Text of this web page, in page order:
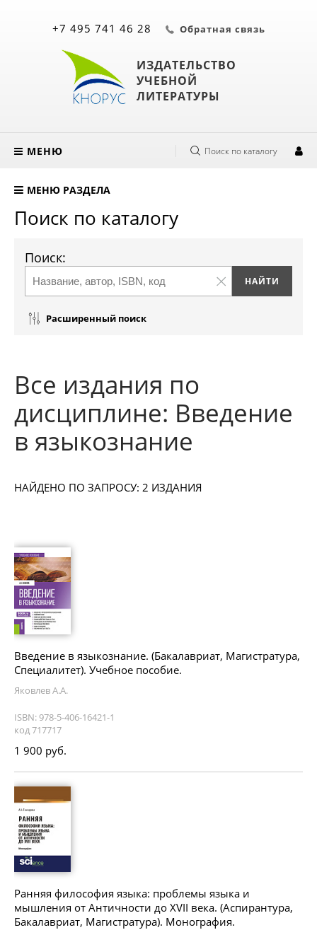
ИЗДАТЕЛЬСТВО
УЧЕБНОЙ
ЛИТЕРАТУРЫ
+7 495 741 46 28 Обратная связь
МЕНЮ Поиск по каталогу
МЕНЮ РАЗДЕЛА
Поиск по каталогу
Поиск:
Расширенный поиск
Все издания по
дисциплине: Введение
в языкознание
НАЙДЕНО ПО ЗАПРОСУ: 2 ИЗДАНИЯ
Введение в языкознание. (Бакалавриат, Магистратура,
Специалитет). Учебное пособие.
Яковлев А.А.
ISBN: 978-5-406-16421-1
код 717717
1 900 руб.
Ранняя философия языка: проблемы языка и
мышления от Античности до XVII века. (Аспирантура,
Бакалавриат, Магистратура). Монография.